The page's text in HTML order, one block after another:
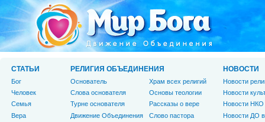
СТАТЬИ
Бог
Человек
Cемья
Вера
РЕЛИГИЯ ОБЪЕДИНЕНИЯ
Основатель
Слова основателя
Турне основателя
Движение Объединения
Храм всех религий
Основы теологии
Рассказы о вере
Слово пастора
НОВОСТИ
Новости
Новости
Новости НКО
Новости ДО